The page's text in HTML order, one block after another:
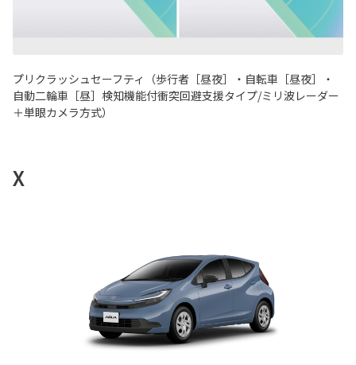
プリクラッシュセーフティ（歩行者［昼夜］・自転車［昼夜］・
自動二輪車［昼］検知機能付衝突回避支援タイプ/ミリ波レーダー
＋単眼カメラ方式）
X